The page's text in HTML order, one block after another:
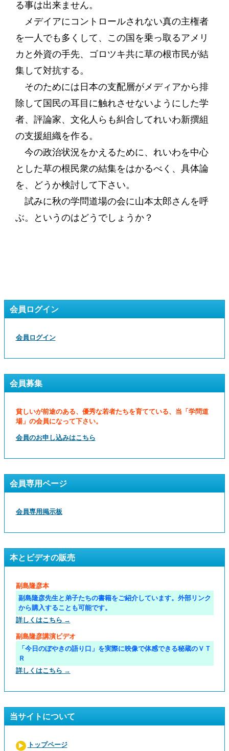
る事は出来ません。
メデイアにコントロールされない真の主権者
を一人でも多くして、この国を乗っ取るアメリ
カと外資の手先、ゴロツキ共に草の根市民が結
集して対抗する。
そのためには日本の支配層がメディアから排
除して国民の耳目に触れさせないようにした学
者、評論家、文化人らも糾合してれいわ新撰組
の支援組織を作る。
今の政治状況をかえるために、れいわを中心
とした草の根民衆の結集をはかるべく、具体論
を、どうか検討して下さい。
試みに秋の学問道場の会に山本太郎さんを呼
ぶ。というのはどうでしょうか？
会員ログイン
会員ログイン
会員募集
貧しいが前途のある、優秀な若者たちを育てている、当「学問道
場」の会員になって下さい。
会員のお申し込みはこちら
会員専用ページ
会員専用掲示板
本とビデオの販売
副島隆彦本
副島隆彦先生と弟子たちの書籍をご紹介しています。外部リンク
から購入することも可能です。
詳しくはこちら →
副島隆彦講演ビデオ
「今日のぼやきの語り口」を実際に映像で体感できる秘蔵のＶＴ
Ｒ
詳しくはこちら →
当サイトについて
トップページ